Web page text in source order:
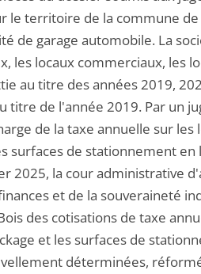
le territoire de la commune de
de garage automobile. La
les locaux commerciaux, les
au titre des années 2019,
titre de l'année 2019. Par un
de la taxe annuelle sur
surfaces de stationnement
2025, la cour administrative
et de la souveraineté
des cotisations de taxe
et les surfaces de
déterminées,